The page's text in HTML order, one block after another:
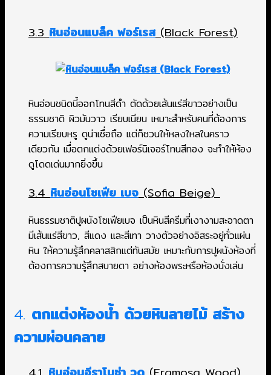
3.3 หินอ่อนแบล็ค ฟอร์เรส(Black Forest)
หินอ่อนชนิดนี้ออกโทนสีดำ ตัดด้วยเส้นแร่สีขาวอย่างเป็น
ธรรมชาติ ผิวมันวาว เรียบเนียน เหมาะสำหรับคนที่ต้องการ
ความเรียบหรู ดูน่าเชื่อถือ แต่ก็ชวนให้หลงใหลในคราว
เดียวกัน เมื่อตกแต่งด้วยเฟอร์นิเจอร์โทนสีทอง จะทำให้ห้อง
ดูโดดเด่นมากยิ่งขึ้น
3.4หินอ่อนโซเฟีย เบจ(Sofia Beige)
หินธรรมชาติปูผนังโซเฟียเบจ เป็นหินสีครีมที่เงางามสะอาดตา
มีเส้นแร่สีขาว, สีแดง และสีเทา วางตัวอย่างอิสระอยู่ทั่วแผ่น
หิน ให้ความรู้สึกคลาสสิกแต่ทันสมัย เหมาะกับการปูผนังห้องที่
ต้องการความรู้สึกสบายตา อย่างห้องพระหรือห้องนั่งเล่น
4. ตกแต่งห้องน้ำ ด้วยหินลายไม้ สร้าง
ความผ่อนคลาย